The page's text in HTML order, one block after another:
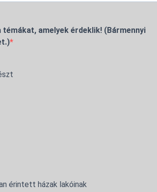
amelyek érdeklik! (Bármennyi
érintett házak lakóinak